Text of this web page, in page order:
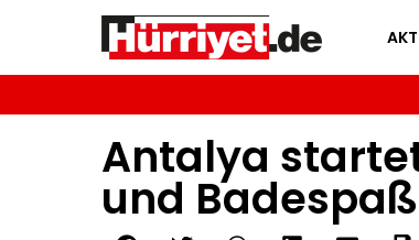
Antalya
und